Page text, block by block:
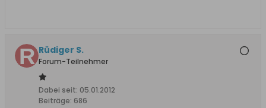
Rüdiger S.
Forum-Teilnehmer
Dabei seit: 05.01.2012
Beiträge: 686